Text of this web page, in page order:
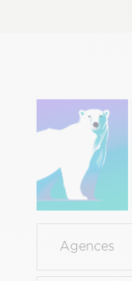
gauche
PiedAgences